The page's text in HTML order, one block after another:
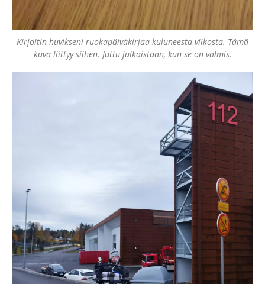
Kirjoitin huvikseni ruokapäiväkirjaa kuluneesta viikosta. Tämä
kuva liittyy siihen. Juttu julkaistaan, kun se on valmis.